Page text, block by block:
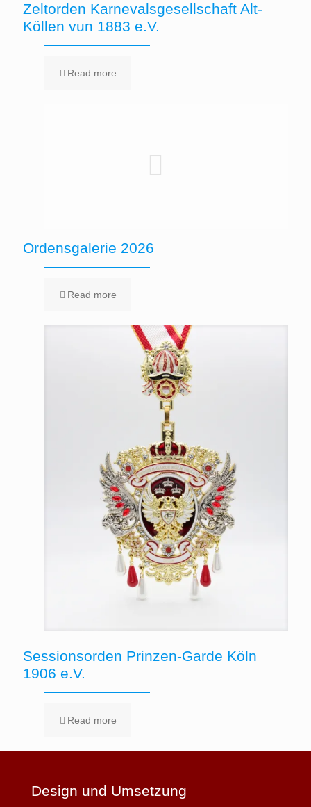
Zeltorden Karnevalsgesellschaft Alt-
Köllen vun 1883 e.V.
Read more
Ordensgalerie 2026
Read more
Sessionsorden Prinzen-Garde Köln
1906 e.V.
Read more
Design und Umsetzung